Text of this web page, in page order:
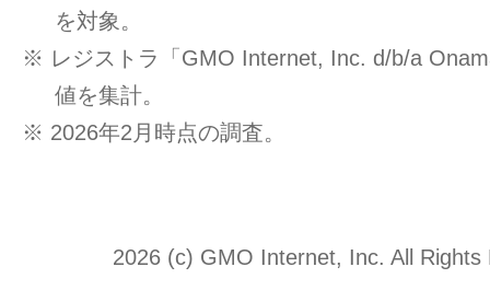
を対象。
※ レジストラ「GMO Internet, Inc. d/b/a
値を集計。
※ 2026年2月時点の調査。
2026 (c) GMO Internet, Inc. All Rights